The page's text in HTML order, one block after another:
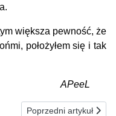
większa pewność, że
położyłem się i tak
APeeL
judaszów...Następna strona:
Poprzedni artykuł